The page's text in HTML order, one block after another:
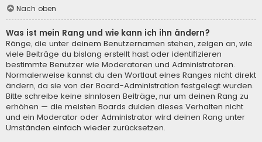
Nach oben
Was ist mein Rang und wie kann ich ihn ändern?
Ränge, die unter deinem Benutzernamen stehen, zeigen an, wie
viele Beiträge du bislang erstellt hast oder identifizieren
bestimmte Benutzer wie Moderatoren und Administratoren.
Normalerweise kannst du den Wortlaut eines Ranges nicht direkt
ändern, da sie von der Board-Administration festgelegt wurden.
Bitte schreibe keine sinnlosen Beiträge, nur um deinen Rang zu
erhöhen — die meisten Boards dulden dieses Verhalten nicht
und ein Moderator oder Administrator wird deinen Rang unter
Umständen einfach wieder zurücksetzen.